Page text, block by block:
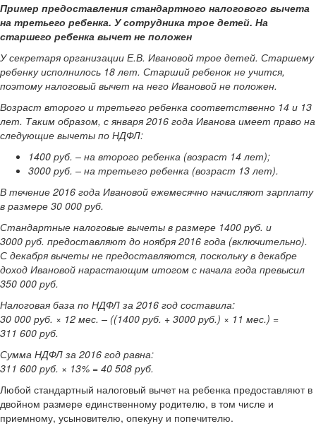
Пример предоставления стандартного налогового вычета
на третьего ребенка. У сотрудника трое детей. На
старшего ребенка вычет не положен
У секретаря организации Е.В. Ивановой трое детей. Старшему
ребенку исполнилось 18 лет. Старший ребенок не учится,
поэтому налоговый вычет на него Ивановой не положен.
Возраст второго и третьего ребенка соответственно 14 и 13
лет. Таким образом, с января 2016 года Иванова имеет право на
следующие вычеты по НДФЛ:
1400 руб. – на второго ребенка (возраст 14 лет);
3000 руб. – на третьего ребенка (возраст 13 лет).
В течение 2016 года Ивановой ежемесячно начисляют зарплату
в размере 30 000 руб.
Стандартные налоговые вычеты в размере 1400 руб. и
3000 руб. предоставляют до ноября 2016 года (включительно).
С декабря вычеты не предоставляются, поскольку в декабре
доход Ивановой нарастающим итогом с начала года превысил
350 000 руб.
Налоговая база по НДФЛ за 2016 год составила:
30 000 руб. × 12 мес. – ((1400 руб. + 3000 руб.) × 11 мес.) =
311 600 руб.
Сумма НДФЛ за 2016 год равна:
311 600 руб. × 13% = 40 508 руб.
Любой стандартный налоговый вычет на ребенка предоставляют в
двойном размере единственному родителю, в том числе и
приемному, усыновителю, опекуну и попечителю.